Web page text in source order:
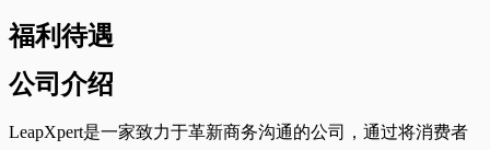
福利待遇
公司介绍
LeapXpert是一家致力于革新商务沟通的公司，通过将消费者